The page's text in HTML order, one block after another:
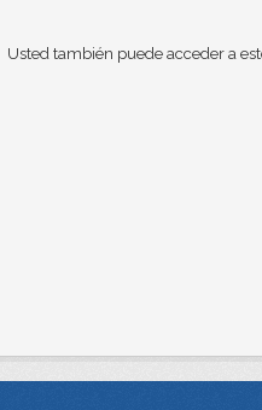
Usted también puede acceder a